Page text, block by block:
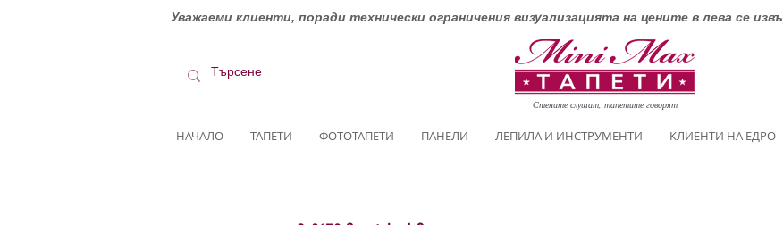
Уважаеми клиенти, поради технически ограничения визуализацията на цените в лева се
Стените слушат, тапетите говорят
НАЧАЛО ТАПЕТИ ФОТОТАПЕТИ ПАНЕЛИ ЛЕПИЛА И ИНСТРУМЕНТИ КЛИЕНТИ НА ЕДРО